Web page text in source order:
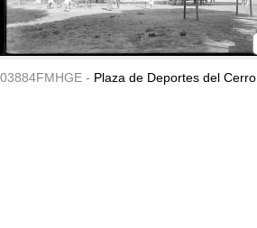
03884FMHGE - Plaza de Deportes del Cerro.